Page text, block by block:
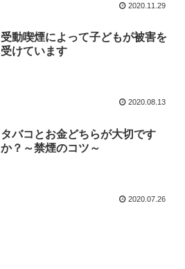
2020.11.29
受動喫煙によって子どもが被害を
受けています
2020.08.13
タバコとお金どちらが大切です
か？～禁煙のコツ～
2020.07.26